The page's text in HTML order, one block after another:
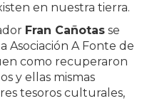
en nuestra tierra.
Fran Cañotas se
Asociación A Fonte de
como recuperaron
y ellas mismas
tesoros culturales,